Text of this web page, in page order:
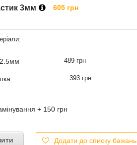
3мм 605 грн
489 грн
393 грн
+ 150 грн
Додати до списку бажань